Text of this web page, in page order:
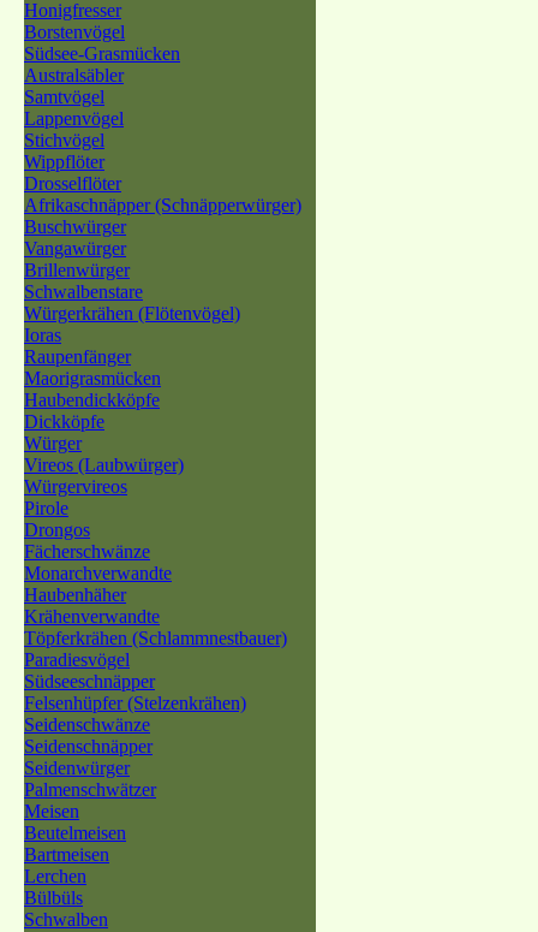
Honigfresser
Borstenvögel
Südsee-Grasmücken
Australsäbler
Samtvögel
Lappenvögel
Stichvögel
Wippflöter
Drosselflöter
Afrikaschnäpper (Schnäpperwürger)
Buschwürger
Vangawürger
Brillenwürger
Schwalbenstare
Würgerkrähen (Flötenvögel)
Ioras
Raupenfänger
Maorigrasmücken
Haubendickköpfe
Dickköpfe
Würger
Vireos (Laubwürger)
Würgervireos
Pirole
Drongos
Fächerschwänze
Monarchverwandte
Haubenhäher
Krähenverwandte
Töpferkrähen (Schlammnestbauer)
Paradiesvögel
Südseeschnäpper
Felsenhüpfer (Stelzenkrähen)
Seidenschwänze
Seidenschnäpper
Seidenwürger
Palmenschwätzer
Meisen
Beutelmeisen
Bartmeisen
Lerchen
Bülbüls
Schwalben